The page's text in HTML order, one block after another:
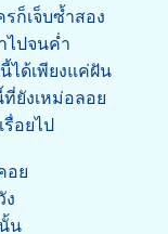
ก็เจ็บซ้ำสอง
ไปจนค่ำ
ได้เพียงแค่ฝัน
ยังเหม่อลอย
อยไป
อย
ง
น